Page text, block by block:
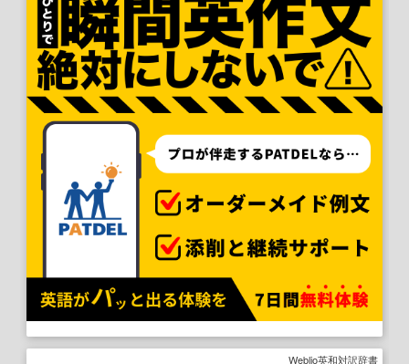
Weblio英和対訳辞書